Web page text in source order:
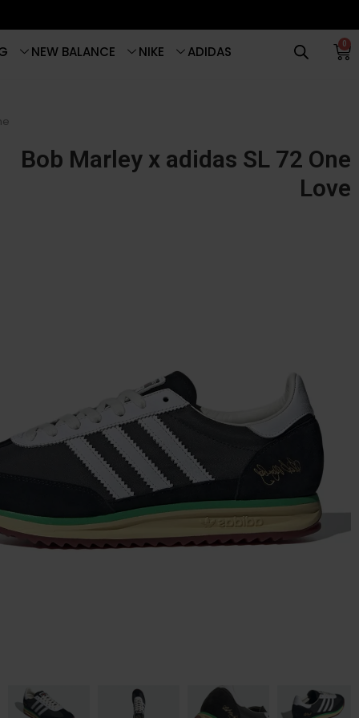
0
ADIDAS
NIKE
NEW BALANCE
Bob Marley x adidas SL 72 One
Love